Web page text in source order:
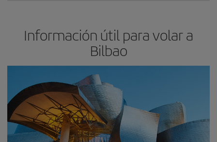
Información útil para volar a
Bilbao